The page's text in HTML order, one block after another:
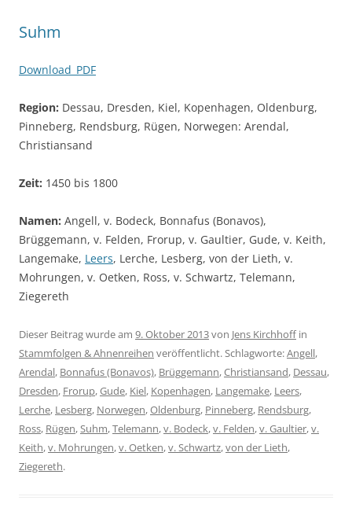
Suhm
Download_PDF
Region: Dessau, Dresden, Kiel, Kopenhagen, Oldenburg,
Pinneberg, Rendsburg, Rügen, Norwegen: Arendal,
Christiansand
Zeit: 1450 bis 1800
Namen: Angell, v. Bodeck, Bonnafus (Bonavos),
Brüggemann, v. Felden, Frorup, v. Gaultier, Gude, v. Keith,
Langemake, Leers, Lerche, Lesberg, von der Lieth, v.
Mohrungen, v. Oetken, Ross, v. Schwartz, Telemann,
Ziegereth
Dieser Beitrag wurde am 9. Oktober 2013von Jens Kirchhoffin
Stammfolgen & Ahnenreihen veröffentlicht. Schlagworte:Angell,
Arendal, Bonnafus (Bonavos), Brüggemann,Christiansand, Dessau,
Dresden, Frorup,Gude, Kiel, Kopenhagen, Langemake, Leers,
Lerche, Lesberg, Norwegen,Oldenburg, Pinneberg, Rendsburg,
Ross, Rügen,Suhm,Telemann,v. Bodeck,v. Felden,v. Gaultier,v.
Keith,v. Mohrungen,v. Oetken,v. Schwartz,von der Lieth,
Ziegereth.